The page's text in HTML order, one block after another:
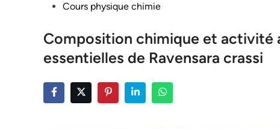
PostedCours physique chimie
Composition chimique et activité
essentielles de Ravensara crassi